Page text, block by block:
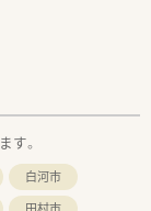
す。
白河市